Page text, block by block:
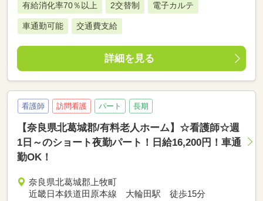
有給消化率70％以上 2交替制 電子カルテ
車通勤可能 交通費支給
詳細を見る
看護師 訪問看護 パート 長期
【奈良県北葛城郡/有料老人ホーム】☆看護師☆週
1日～のショート夜勤パート！日給16,200円！車通
勤OK！
奈良県北葛城郡上牧町
近畿日本鉄道田原本線 大輪田駅 徒歩15分